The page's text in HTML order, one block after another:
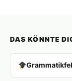
DAS KÖNNTE